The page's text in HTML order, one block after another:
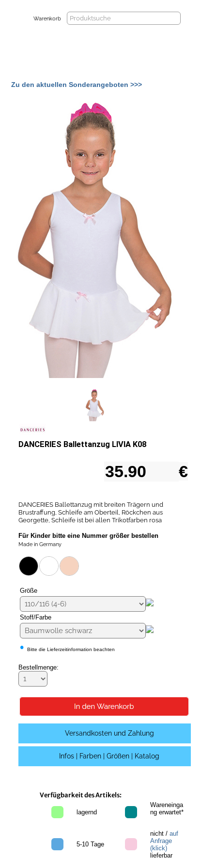
Warenkorb
Zu den aktuellen Sonderangeboten >>>
DANCERIES Ballettanzug LIVIA K08
€
DANCERIES Ballettanzug mit breiten Trägern und
Brustraffung, Schleife am Oberteil, Röckchen aus
Georgette, Schleife ist bei allen Trikotfarben rosa
Für Kinder bitte eine Nummer größer bestellen
Made in Germany
Größe
Stoff/Farbe
• Bitte die Lieferzeitinformation beachten
Bestellmenge:
Versandkosten und Zahlung
Infos | Farben | Größen | Katalog
Verfügbarkeit des Artikels:
lagernd
Wareneinga
ng erwartet*
5-10 Tage
nicht /auf
Anfrage
(klick)
lieferbar